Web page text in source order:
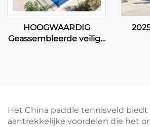
HOOGWAARDIG
Geassembleerde veilige
Courts 003
Het China paddle tennisveld biedt
aantrekkelijke voordelen die het